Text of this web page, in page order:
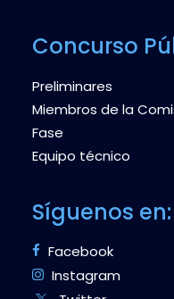
Concurso
Preliminares
Miembros de la
Fase
Equipo técnico
Síguenos en:
Facebook
Instagram